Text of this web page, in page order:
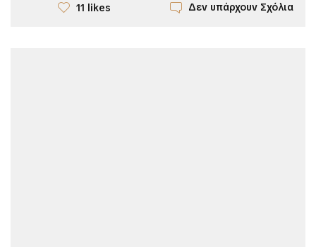
11 likes Δεν υπάρχουν Σχόλια